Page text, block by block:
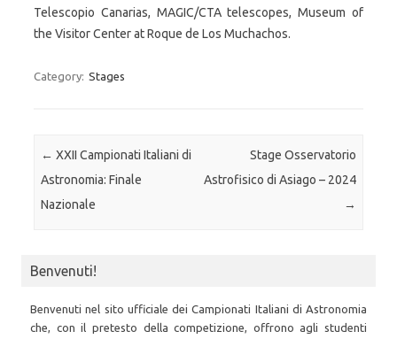
Telescopio Canarias, MAGIC/CTA telescopes, Museum of
the Visitor Center at Roque de Los Muchachos.
Category: Stages
Post navigation
← XXII Campionati Italiani di
Astronomia: Finale
Nazionale
Stage Osservatorio
Astrofisico di Asiago – 2024
→
Benvenuti!
Benvenuti nel sito ufficiale dei Campionati Italiani di Astronomia
che, con il pretesto della competizione, offrono agli studenti